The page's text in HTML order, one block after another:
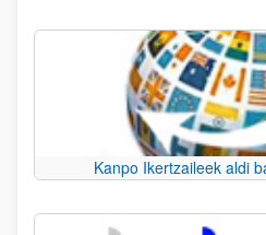
Kanpo Ikertzaileek aldi